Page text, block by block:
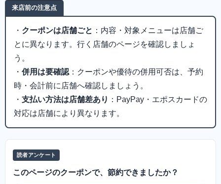
来店前の注意点
・ クーポンは店舗ごと ：内容・対象メニューは店舗ご
とに異なります。行く店舗のページを確認しましょ
う。
・ 併用は要確認 ：クーポンや優待の併用可否は、予約
時・会計前に店舗へ確認しましょう。
・ 支払い方法は店舗差あり ：PayPay・エポスカードの
対応は店舗により異なります。
読者アンケート
このページのクーポンで、節約できましたか？